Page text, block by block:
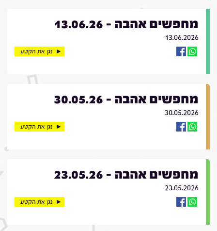
מחפשים אהבה - 13.06.26
13.06.2026
נגן את הקטע
מחפשים אהבה - 30.05.26
30.05.2026
נגן את הקטע
מחפשים אהבה - 23.05.26
23.05.2026
נגן את הקטע